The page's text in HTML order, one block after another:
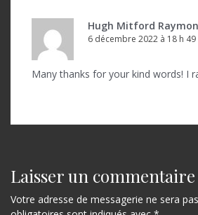
Hugh Mitford
6 décembre 2022 à 18 h 49
Many thanks for your kind words! I
Laisser un commentaire
Votre adresse de messagerie ne sera